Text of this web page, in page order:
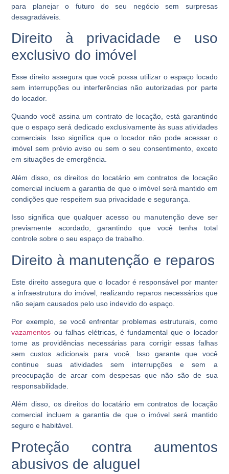
para planejar o futuro do seu negócio sem surpresas
desagradáveis.
Direito à privacidade e uso
exclusivo do imóvel
Esse direito assegura que você possa utilizar o espaço locado
sem interrupções ou interferências não autorizadas por parte
do locador.
Quando você assina um contrato de locação, está garantindo
que o espaço será dedicado exclusivamente às suas atividades
comerciais. Isso significa que o locador não pode acessar o
imóvel sem prévio aviso ou sem o seu consentimento, exceto
em situações de emergência.
Além disso, os direitos do locatário em contratos de locação
comercial incluem a garantia de que o imóvel será mantido em
condições que respeitem sua privacidade e segurança.
Isso significa que qualquer acesso ou manutenção deve ser
previamente acordado, garantindo que você tenha total
controle sobre o seu espaço de trabalho.
Direito à manutenção e reparos
Este direito assegura que o locador é responsável por manter
a infraestrutura do imóvel, realizando reparos necessários que
não sejam causados pelo uso indevido do espaço.
Por exemplo, se você enfrentar problemas estruturais, como
vazamentos ou falhas elétricas, é fundamental que o locador
tome as providências necessárias para corrigir essas falhas
sem custos adicionais para você. Isso garante que você
continue suas atividades sem interrupções e sem a
preocupação de arcar com despesas que não são de sua
responsabilidade.
Além disso, os direitos do locatário em contratos de locação
comercial incluem a garantia de que o imóvel será mantido
seguro e habitável.
Proteção contra aumentos
abusivos de aluguel